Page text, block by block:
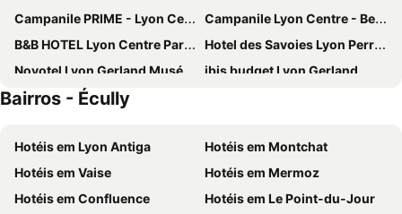
Campanile PRIME - Lyon Centre Gare Part Dieu
Campanile Lyon Centre - Berges du Rhône
B&B HOTEL Lyon Centre Part-Dieu Gambetta
Hotel des Savoies Lyon Perrache
Novotel Lyon Gerland Musée des Confluences
ibis budget Lyon Gerland
Campanile PRIME - Lyon Centre - Gare Perrache
Hôtel Mercure Lyon Centre Plaza République
Hôtel Charlemagne by Happyculture
Hôtel Mercure Lyon Centre Beaux Arts
Lyon Marriott Hotel Cité Internationale
ibis Lyon Gerland Musée des Confluences
Hôtel des Remparts
Bairros - Écully
Hotéis em Lyon Antiga
Hotéis em Montchat
Hotéis em Vaise
Hotéis em Mermoz
Hotéis em Confluence
Hotéis em Le Point-du-Jour